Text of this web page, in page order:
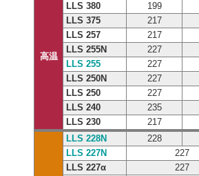
高温
LLS 380
199
LLS 375
217
LLS 257
217
LLS 255N
227
LLS 255
227
LLS 250N
227
LLS 250
227
LLS 240
235
LLS 230
217
LLS 228N 228
LLS 227N
227
LLS 227α
227